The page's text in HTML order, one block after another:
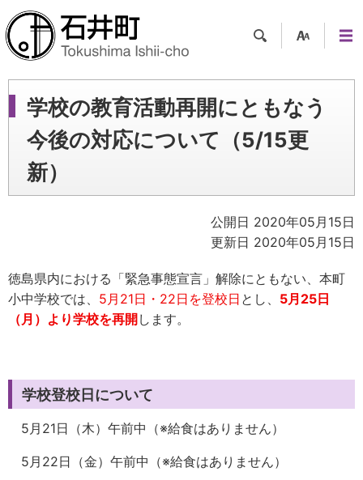
ツー
ル
ュー
学校の教育活動再開にともなう
今後の対応について（5/15更
新）
公開日 2020年05月15日
更新日 2020年05月15日
徳島県内における「緊急事態宣言」解除にともない、本町
小中学校では、 5月21日・22日を登校日 とし、 5月25日
（月）より学校を再開 します。
学校登校日について
5月21日（木）午前中（※給食はありません）
5月22日（金）午前中（※給食はありません）